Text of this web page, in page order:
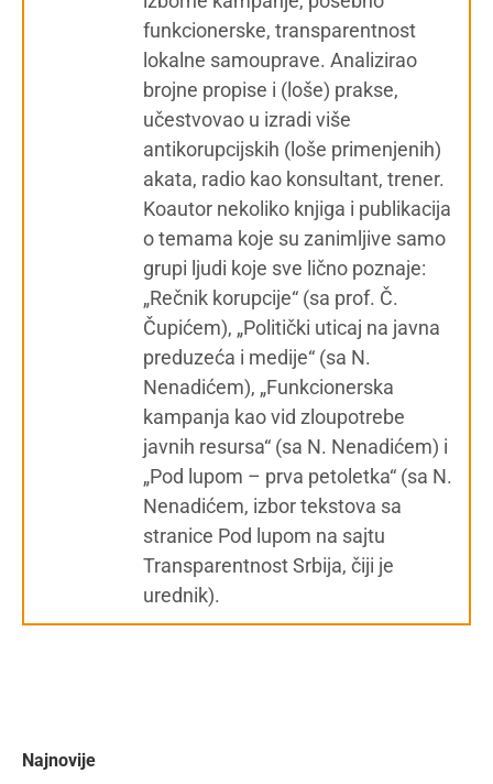
funkcionerske, transparentnost
lokalne samouprave. Analizirao
brojne propise i (loše) prakse,
učestvovao u izradi više
antikorupcijskih (loše primenjenih)
akata, radio kao konsultant, trener.
Koautor nekoliko knjiga i publikacija
o temama koje su zanimljive samo
grupi ljudi koje sve lično poznaje:
„Rečnik korupcije“ (sa prof. Č.
Čupićem), „Politički uticaj na javna
preduzeća i medije“ (sa N.
Nenadićem), „Funkcionerska
kampanja kao vid zloupotrebe
javnih resursa“ (sa N. Nenadićem) i
„Pod lupom – prva petoletka“ (sa N.
Nenadićem, izbor tekstova sa
stranice Pod lupom na sajtu
Transparentnost Srbija, čiji je
urednik).
Najnovije